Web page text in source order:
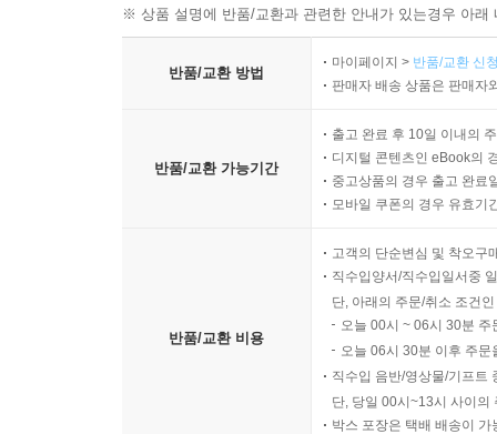
10. Drawing Inferences About Purpose, Tone, and
Informative Versus Persuasive Writing
Digging Deeper: Archbishop Oscar Romero
Test 1: Reviewing the Key Points
Test 3: Fact and Opinion, or Both
Test 4: Recognizing Tone and Purpose
※ 상품 설명에 반품/교환과 관련한 안내가 있는경우 아
반품/교환 방법
마이페이지 > 반품/교환 신
판매자 배송 상품은 판매자
반품/교환 가능기간
출고 완료 후 10일 이내의
디지털 콘텐츠인 eBook의
중고상품의 경우 출고 완료
모바일 쿠폰의 경우 유효기
반품/교환 비용
고객의 단순변심 및 착오구
직수입양서/직수입일서중
단, 아래의 주문/취소 조건
오늘 00시 ~ 06시 30분
오늘 06시 30분 이후 주
직수입 음반/영상물/기프트
단, 당일 00시~13시 사이의
박스 포장은 택배 배송이